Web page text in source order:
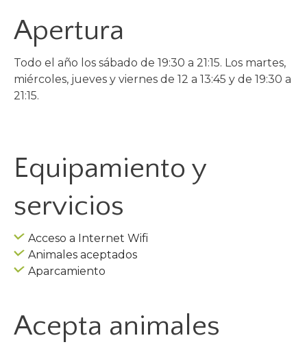
Apertura
Todo el año los sábado de 19:30 a 21:15. Los martes,
miércoles, jueves y viernes de 12 a 13:45 y de 19:30 a
21:15.
Equipamiento y
servicios
Acceso a Internet Wifi
Animales aceptados
Aparcamiento
Acepta animales